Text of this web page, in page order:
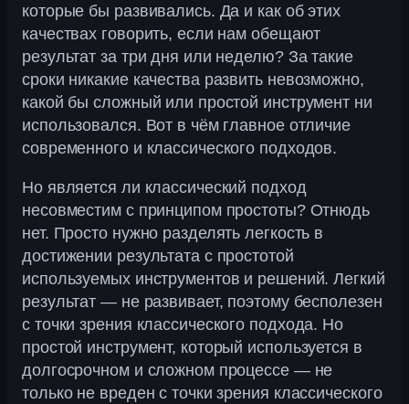
которые бы развивались. Да и как об этих
качествах говорить, если нам обещают
результат за три дня или неделю? За такие
сроки никакие качества развить невозможно,
какой бы сложный или простой инструмент ни
использовался. Вот в чём главное отличие
современного и классического подходов.
Но является ли классический подход
несовместим с принципом простоты? Отнюдь
нет. Просто нужно разделять легкость в
достижении результата с простотой
используемых инструментов и решений. Легкий
результат — не развивает, поэтому бесполезен
с точки зрения классического подхода. Но
простой инструмент, который используется в
долгосрочном и сложном процессе — не
только не вреден с точки зрения классического